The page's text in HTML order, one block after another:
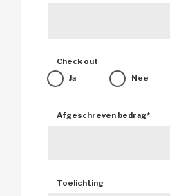
Check out
Ja
Nee
Afgeschreven bedrag*
Toelichting